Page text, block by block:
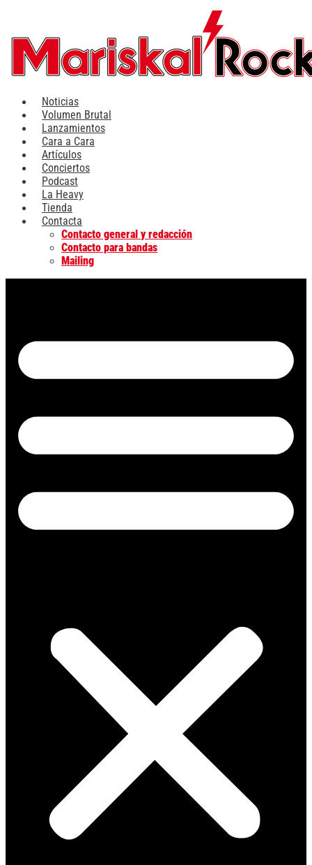
contenido
Noticias
Volumen Brutal
Lanzamientos
Cara a Cara
Artículos
Conciertos
Podcast
La Heavy
Tienda
Contacta
Contacto general y redacción
Contacto para bandas
Mailing